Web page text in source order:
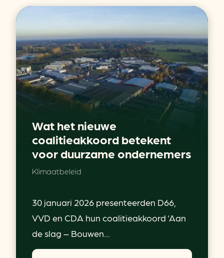
Wat het nieuwe
coalitieakkoord betekent
voor duurzame ondernemers
Klimaatbeleid
30 januari 2026 presenteerden D66,
VVD en CDA hun coalitieakkoord ‘Aan
de slag – Bouwen...